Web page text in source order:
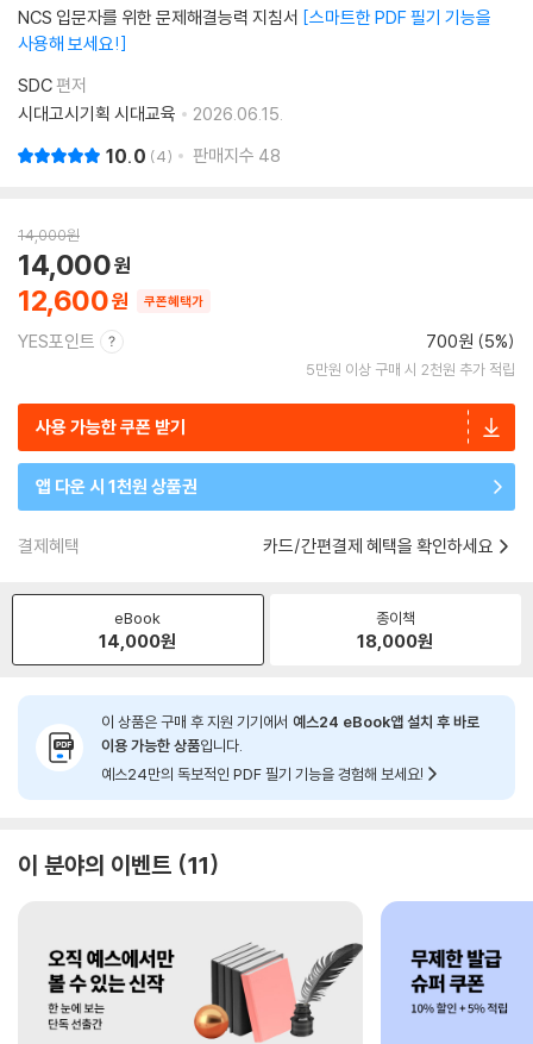
NCS 입문자를 위한 문제해결능력 지침서 스마트한 PDF 필기 기능을
사용해 보세요!
SDC편저
시대고시기획 시대교육
2026.06.15.
10.0 4 판매지수 48
14,000원
12,600
14,000
쿠폰혜택가
YES포인트 700원 (5%)
5만원 이상 구매 시 2천원 추가 적립
사용 가능한 쿠폰 받기
앱 다운 시 1천원 상품권
결제혜택 카드/간편결제 혜택을 확인하세요
eBook
14,000원
종이책
18,000원
이 상품은 구매 후 지원 기기에서 예스24 eBook앱 설치 후 바로
이용 가능한 상품입니다.
예스24만의 독보적인 PDF 필기 기능을 경험해 보세요!
이 분야의 이벤트 11